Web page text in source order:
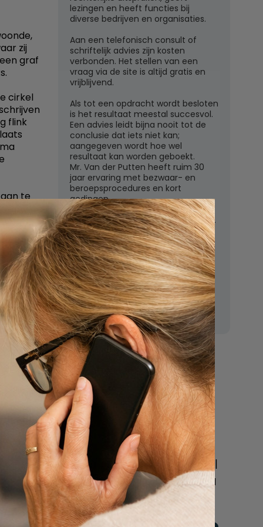
zij
graf
cirkel
flink
te
met de
in
of
de
toe
vraag
lezingen en heeft functies bij
diverse bedrijven en organisaties.
Aan een telefonisch consult of
schriftelijk advies zijn kosten
verbonden. Het stellen van een
vraag via de site is altijd gratis en
vrijblijvend.
Als tot een opdracht wordt besloten
is het resultaat meestal succesvol.
Een advies leidt bijna nooit tot de
conclusie dat iets niet kan;
aangegeven wordt hoe wel
resultaat kan worden geboekt.
Mr. Van der Putten heeft ruim 30
jaar ervaring met bezwaar- en
beroepsprocedures en kort
gedingen.
Juridisch adviesbureau mr. W.G.H.M.
van der Putten c.s.
Zutphensestraatweg 7
6881 WN Velp (Gld)
E-mail:
mr.vanderputten@gmail.com
Nu
een uitvaart
regelen
Beschrijf uw wensen
online of bel ons geheel
vrijblijvend voor hulp na
een overlijden.